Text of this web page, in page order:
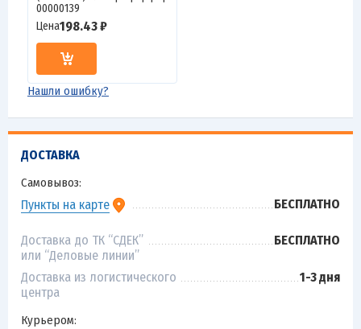
ДОСТАВКА
Самовывоз:
Пункты на карте БЕСПЛАТНО
Доставка до ТК “СДЕК”
или “Деловые линии”
БЕСПЛАТНО
Доставка из логистического
центра
1-3 дня
Курьером:
00000139
Цена198.43 ₽
Нашли ошибку?